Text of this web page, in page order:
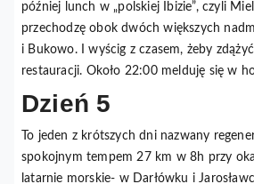
później lunch w „polskiej Ibizie”, czyli
przechodzę obok dwóch większych
i Bukowo. I wyścig z czasem, żeby
restauracji. Około 22:00 melduję się w
Dzień 5
To jeden z krótszych dni nazwany
spokojnym tempem 27 km w 8h przy
latarnie morskie- w Darłówku i